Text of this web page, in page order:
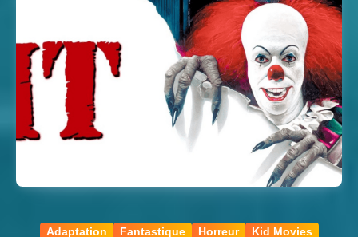
Adaptation Fantastique Horreur Kid Movies